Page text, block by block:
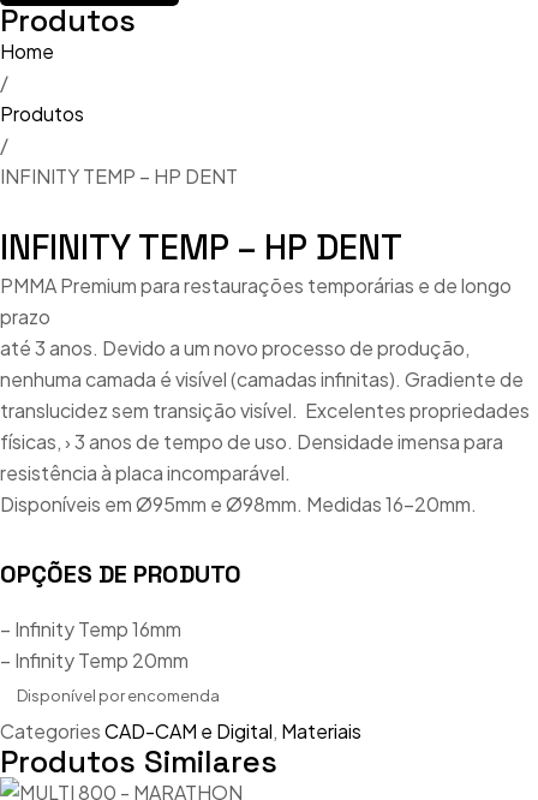
Produtos
Home
/
Produtos
/
INFINITY TEMP – HP DENT
INFINITY TEMP – HP DENT
PMMA Premium para restaurações temporárias e de longo
prazo
até 3 anos. Devido a um novo processo de produção,
nenhuma camada é visível (camadas infinitas). Gradiente de
translucidez sem transição visível. Excelentes propriedades
físicas, › 3 anos de tempo de uso. Densidade imensa para
resistência à placa incomparável.
Disponíveis em Ø95mm e Ø98mm. Medidas 16-20mm.
OPÇÕES DE PRODUTO
– Infinity Temp 16mm
– Infinity Temp 20mm
Disponível por encomenda
CategoriesCAD-CAM e Digital, Materiais
Produtos Similares